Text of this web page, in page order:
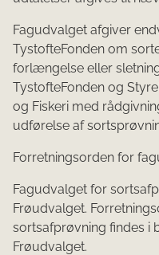
Fagudvalget afgiver
TystofteFonden om
forlængelse eller
TystofteFonden og
og Fiskeri med
udførelse af
Forretningsorden for
Fagudvalget for
Frøudvalget.
sortsafprøvning findes i
Frøudvalget.